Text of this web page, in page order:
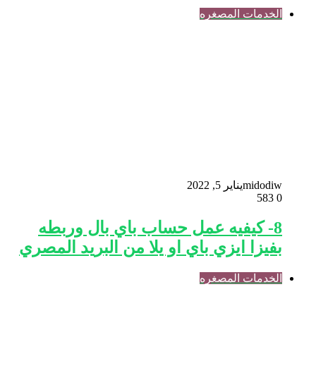
الخدمات المصغره
midodiwيناير 5, 2022
0
8- كيفيه عمل حساب باي بال وربطه
بفيزا ايزي باي او يلا من البريد المصري
الخدمات المصغره